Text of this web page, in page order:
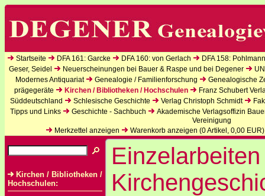
Startseite DFA 161: Garcke DFA 160: von Gerlach
DFA 158:
Geser, Seidel
Neuerscheinungen bei Bauer & Raspe und bei Degener
Modernes Antiquariat
Genealogie / Familienforschung
Genealogische
prägegeräte
Kirchen / Bibliotheken / Hochschulen
Franz Schubert
Süddeutschland
Schlesische Geschichte Verlag Christoph Schmidt
Tipps und Links
Geschichte - Sachbuch
Akademische Verlagsoffizin
Vereinigung
Merkzettel anzeigen
Warenkorb anzeigen (0Artikel, 0,00 EUR)
Kirchen / Bibliotheken /
Hochschulen: